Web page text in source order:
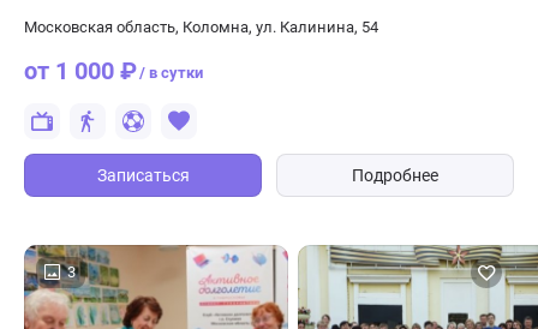
Московская область​, Коломна, ул. Калинина, 54​
от 1 000 ₽/ в сутки
Записаться Подробнее
3